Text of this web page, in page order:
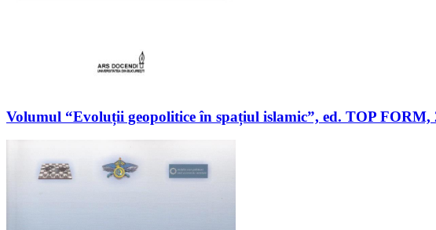
Volumul “Evoluții geopolitice în spațiul islamic”, ed. TOP FORM,